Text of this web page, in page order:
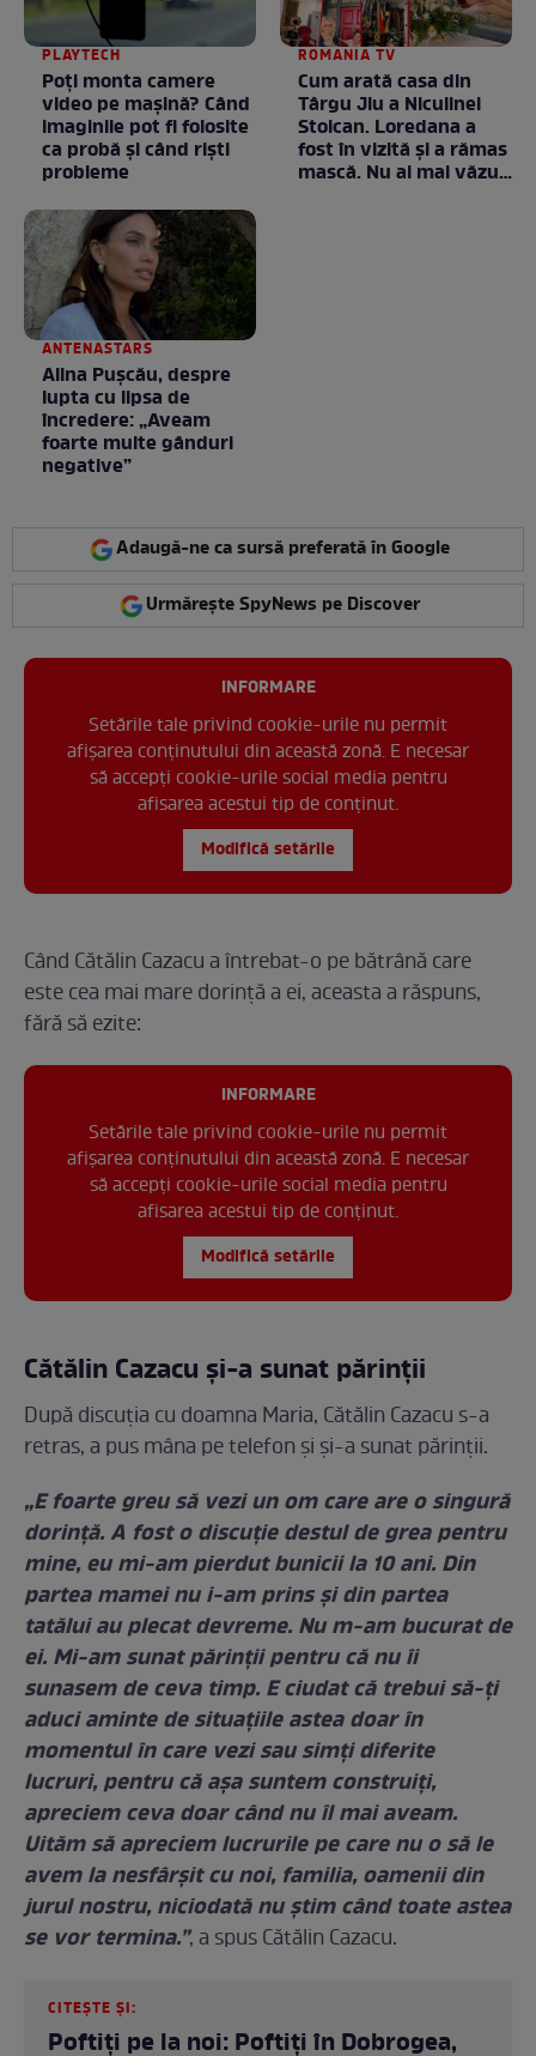
PLAYTECH
Poți monta camere
video pe mașină? Când
imaginile pot fi folosite
ca probă și când riști
probleme
ROMANIA TV
Cum arată casa din
Târgu Jiu a Niculinei
Stoican. Loredana a
fost în vizită și a rămas
mască. Nu ai mai văzut
ANTENASTARS
Alina Pușcău, despre
lupta cu lipsa de
încredere: „Aveam
foarte multe gânduri
negative”
Adaugă-ne ca sursă preferată în Google
Urmărește SpyNews pe Discover
INFORMARE
Setările tale privind cookie-urile nu permit
afișarea conținutului din această zonă. E necesar
să accepți cookie-urile social media pentru
afisarea acestui tip de conținut.
Modifică setările
Când Cătălin Cazacu a întrebat-o pe bătrână care
este cea mai mare dorință a ei, aceasta a răspuns,
fără să ezite:
INFORMARE
Setările tale privind cookie-urile nu permit
afișarea conținutului din această zonă. E necesar
să accepți cookie-urile social media pentru
afisarea acestui tip de conținut.
Modifică setările
Cătălin Cazacu și-a sunat părinții
După discuția cu doamna Maria, Cătălin Cazacu s-a
retras, a pus mâna pe telefon și și-a sunat părinții.
„E foarte greu să vezi un om care are o singură
dorință. A fost o discuție destul de grea pentru
mine, eu mi-am pierdut bunicii la 10 ani. Din
partea mamei nu i-am prins și din partea
tatălui au plecat devreme. Nu m-am bucurat de
ei. Mi-am sunat părinții pentru că nu îi
sunasem de ceva timp. E ciudat că trebui să-ți
aduci aminte de situațiile astea doar în
momentul în care vezi sau simți diferite
lucruri, pentru că așa suntem construiți,
apreciem ceva doar când nu îl mai aveam.
Uităm să apreciem lucrurile pe care nu o să le
avem la nesfârșit cu noi, familia, oamenii din
jurul nostru, niciodată nu știm când toate astea
se vor termina.”, a spus Cătălin Cazacu.
CITEȘTE ȘI:
Poftiți pe la noi: Poftiți în Dobrogea,